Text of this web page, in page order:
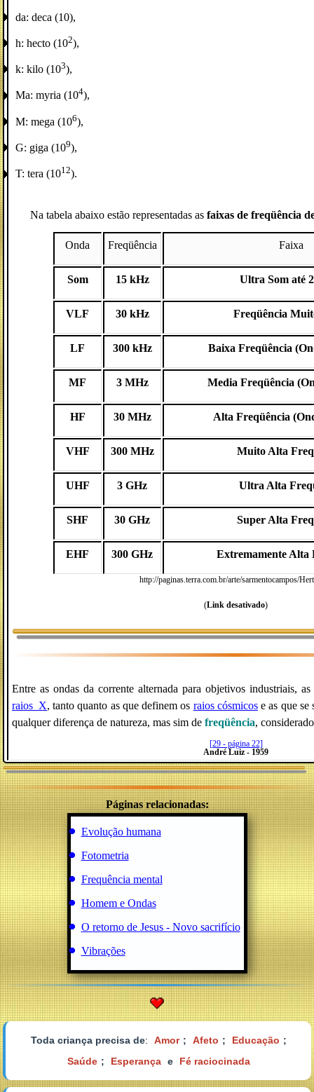
da: deca (10),
h: hecto (102),
k: kilo (103),
Ma: myria (104),
M: mega (106),
G: giga (109),
T: tera (1012).
Na tabela abaixo estão representadas as faixas de freqüência
Onda Freqüência Faixa
Som 15 kHz Ultra Som até
VLF 30 kHz Freqüência
LF 300 kHz Baixa Freqüência (
MF 3 MHz Media Freqüência (
HF 30 MHz Alta Freqüência (
VHF 300 MHz Muito Alta
UHF 3 GHz Ultra Alta
SHF 30 GHz Super Alta
EHF 300 GHz Extremamente Alta
http://paginas.terra.com.br/arte/sarmentocampos/
(Link desativado)
Entre as ondas da corrente alternada para objetivos industriais, as
raios_X, tanto quanto as que definem os raios cósmicose as que se
qualquer diferença de natureza, mas sim de freqüência,
[29 - página 22]
André Luiz - 1959
Páginas relacionadas:
Evolução humana
Fotometria
Frequência mental
Homem e Ondas
O retorno de Jesus - Novo sacrifício
Vibrações
Toda criança precisa de: Amor ; Afeto ; Educação ;
Saúde ; Esperança e Fé raciocinada